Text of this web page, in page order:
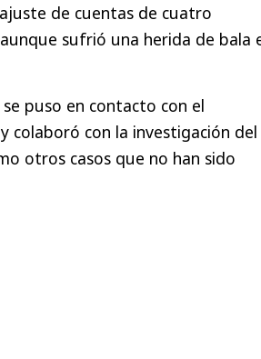
de cuentas de cuatro
sufrió una herida de bala
puso en contacto con el
colaboró con la investigación del
otros casos que no han sido